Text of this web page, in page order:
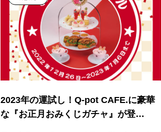
2023年の運試し！Q-pot CAFE.に豪華
な『お正月おみくじガチャ』が登